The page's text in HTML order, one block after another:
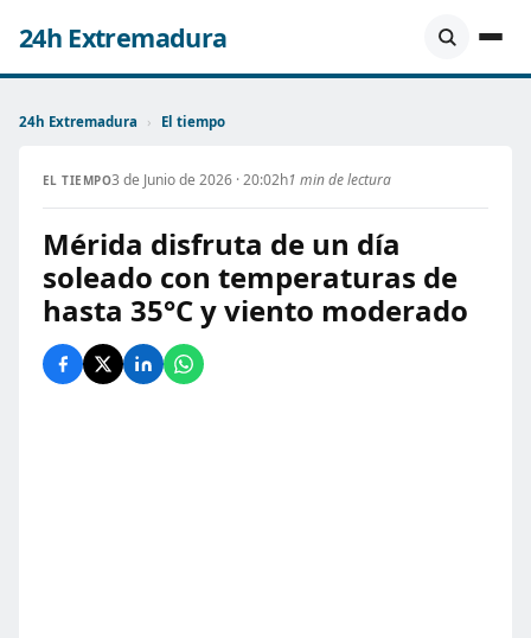
24h Extremadura
24h Extremadura › El tiempo
EL TIEMPO3 de Junio de 2026 · 20:02h1 min de lectura
Mérida disfruta de un día
soleado con temperaturas de
hasta 35°C y viento moderado